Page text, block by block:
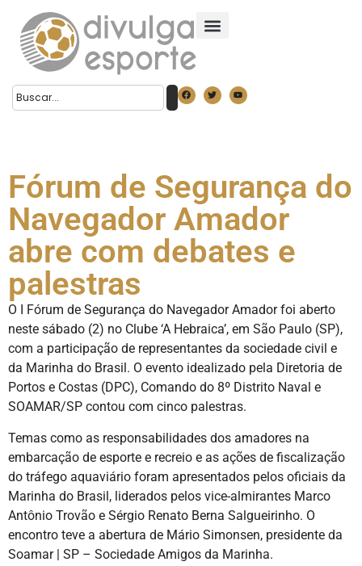
Fórum de Segurança do
Navegador Amador
abre com debates e
palestras
O I Fórum de Segurança do Navegador Amador foi aberto
neste sábado (2) no Clube ‘A Hebraica’, em São Paulo (SP),
com a participação de representantes da sociedade civil e
da Marinha do Brasil. O evento idealizado pela Diretoria de
Portos e Costas (DPC), Comando do 8º Distrito Naval e
SOAMAR/SP contou com cinco palestras.
Temas como as responsabilidades dos amadores na
embarcação de esporte e recreio e as ações de fiscalização
do tráfego aquaviário foram apresentados pelos oficiais da
Marinha do Brasil, liderados pelos vice-almirantes Marco
Antônio Trovão e Sérgio Renato Berna Salgueirinho. O
encontro teve a abertura de Mário Simonsen, presidente da
Soamar | SP – Sociedade Amigos da Marinha.